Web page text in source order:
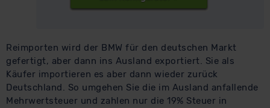
Reimporten wird der BMW für den deutschen Markt
gefertigt, aber dann ins Ausland exportiert. Sie als
Käufer importieren es aber dann wieder zurück
Deutschland. So umgehen Sie die im Ausland anfallende
Mehrwertsteuer und zahlen nur die 19% Steuer in